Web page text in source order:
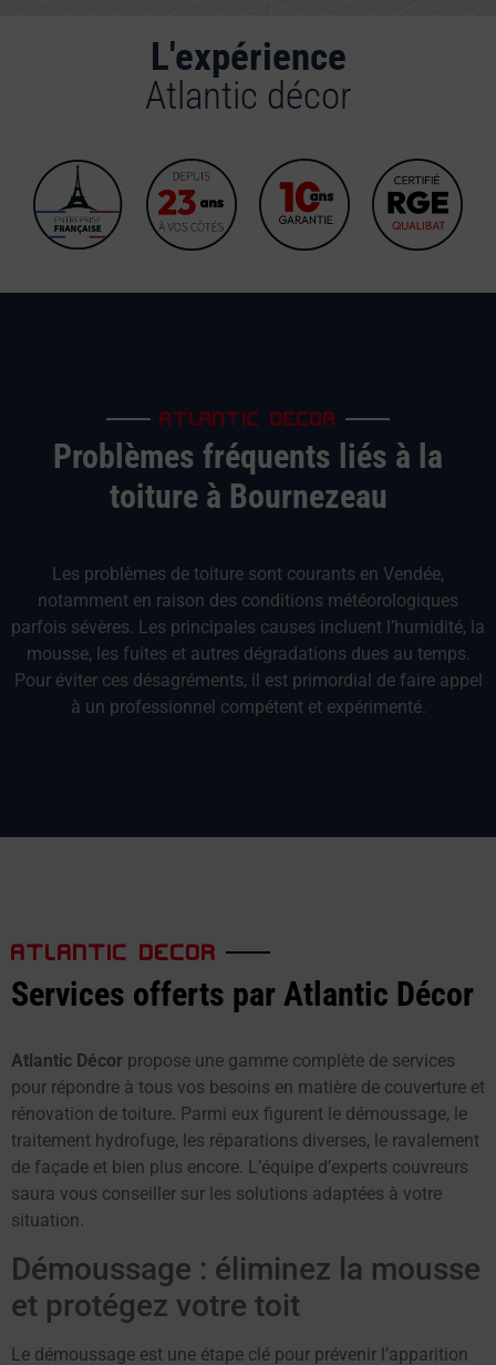
L'expérience
Atlantic décor
ATLANTIC DECOR
Problèmes fréquents liés à la
toiture à Bournezeau
Les problèmes de toiture sont courants en Vendée,
notamment en raison des conditions météorologiques
parfois sévères. Les principales causes incluent l’humidité, la
mousse, les fuites et autres dégradations dues au temps.
Pour éviter ces désagréments, il est primordial de faire appel
à un professionnel compétent et expérimenté.
ATLANTIC DECOR
Services offerts par Atlantic Décor
Atlantic Décor propose une gamme complète de services
pour répondre à tous vos besoins en matière de couverture et
rénovation de toiture. Parmi eux figurent le démoussage, le
traitement hydrofuge, les réparations diverses, le ravalement
de façade et bien plus encore. L’équipe d’experts couvreurs
saura vous conseiller sur les solutions adaptées à votre
situation.
Démoussage : éliminez la mousse
et protégez votre toit
Le démoussage est une étape clé pour prévenir l’apparition